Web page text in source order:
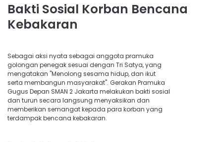
Bakti Sosial Korban Bencana
Kebakaran
Sebagai aksi nyata sebagai anggota pramuka
golongan penegak sesuai dengan Tri Satya, yang
mengatakan "Menolong sesama hidup, dan ikut
serta membangun masyarakat". Gerakan Pramuka
Gugus Depan SMAN 2 Jakarta melakukan bakti sosial
dan turun secara langsung menyaksikan dan
memberikan semangat kepada para korban yang
terdampak bencana kebakaran.